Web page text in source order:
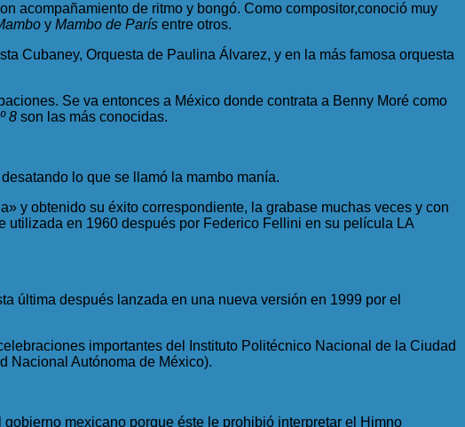
acompañamiento de ritmo y bongó. Como compositor,conoció muy
y Mambo de París entre otros.
Cubaney, Orquesta de Paulina Álvarez, y en la más famosa orquesta
Se va entonces a México donde contrata a Benny Moré como
8 son las más conocidas.
lo que se llamó la mambo manía.
y obtenido su éxito correspondiente, la grabase muchas veces y con
utilizada en 1960 después por Federico Fellini en su película LA
última después lanzada en una nueva versión en 1999 por el
importantes del Instituto Politécnico Nacional de la Ciudad
Nacional Autónoma de México).
mexicano porque éste le prohibió interpretar el Himno